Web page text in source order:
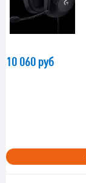
10 060 руб